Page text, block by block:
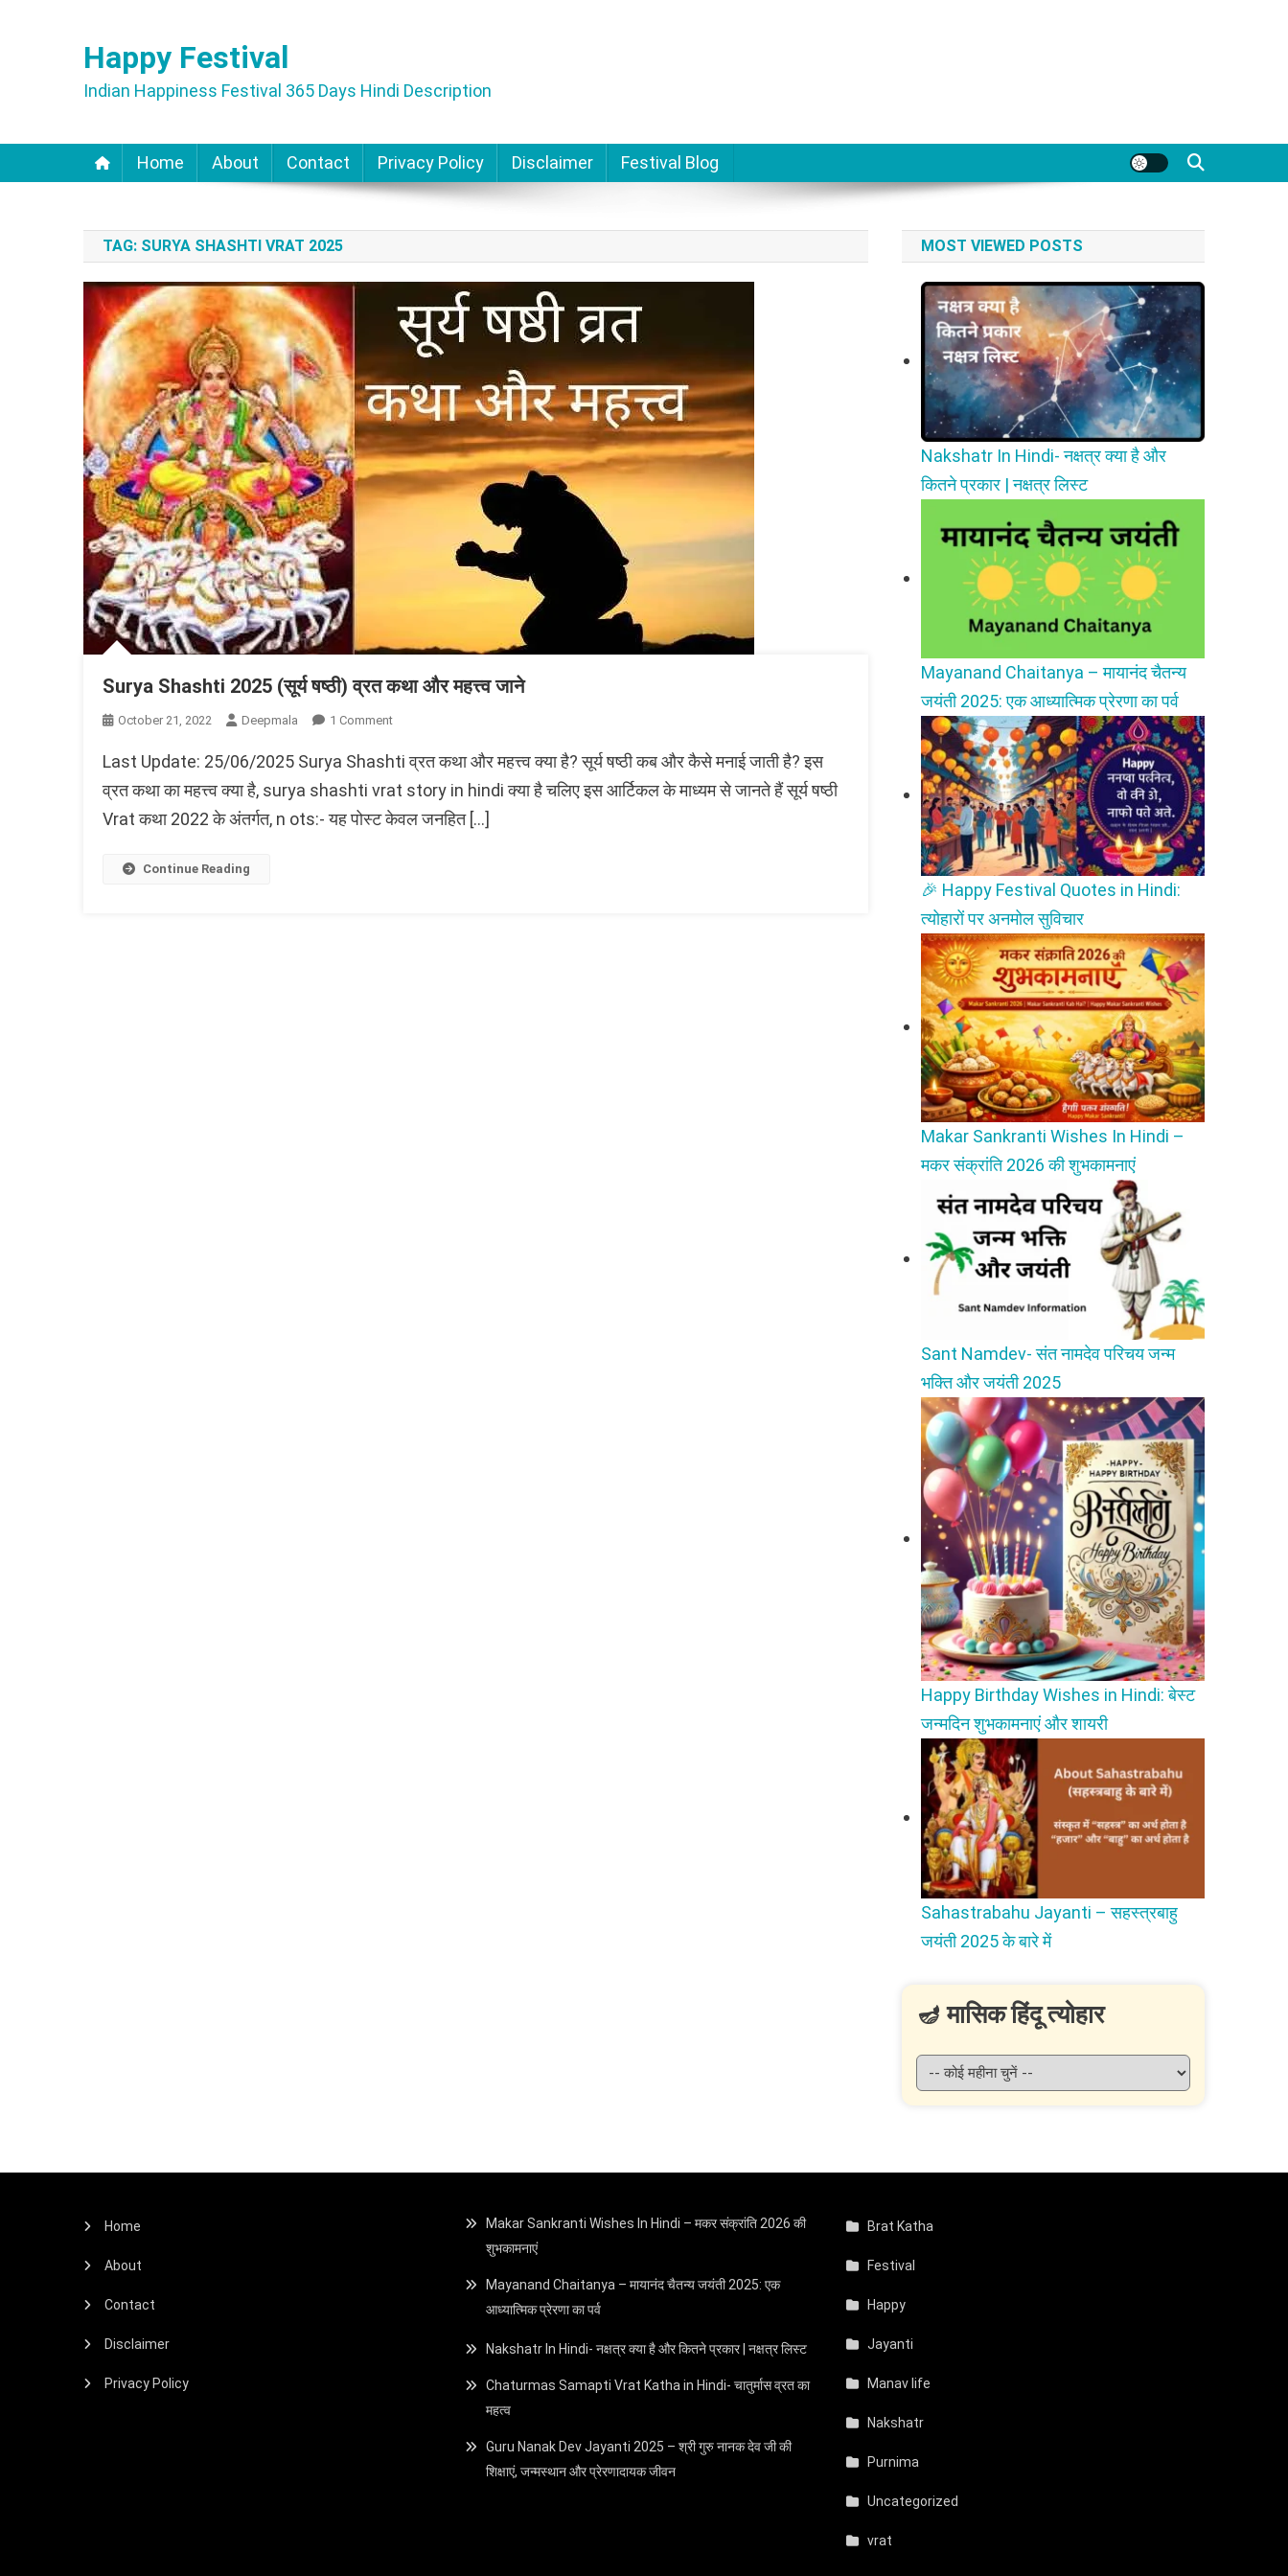
Happy Festival
Indian Happiness Festival 365 Days Hindi Description
Home About Contact Privacy Policy Disclaimer Festival Blog
TAG: SURYA SHASHTI VRAT 2025
Surya Shashti 2025 (सूर्य षष्ठी) व्रत कथा और महत्त्व जाने
October 21, 2022 Deepmala 1 CommentOn
Shashti
2025
षष्ठी)
Last Update: 25/06/2025 Surya Shashti व्रत कथा और महत्त्व क्या है? सूर्य षष्ठी कब और कैसे मनाई जाती है? इस
व्रत कथा का महत्त्व क्या है, surya shashti vrat story in hindi क्या है चलिए इस आर्टिकल के माध्यम से जानते हैं सूर्य षष्ठी
Vrat कथा 2022 के अंतर्गत, n ots:- यह पोस्ट केवल जनहित […]
Continue Reading
MOST VIEWED POSTS
Nakshatr In Hindi- नक्षत्र क्या है और
कितने प्रकार | नक्षत्र लिस्ट
Mayanand Chaitanya – मायानंद चैतन्य
जयंती 2025: एक आध्यात्मिक प्रेरणा का पर्व
🎉 Happy Festival Quotes in Hindi:
त्योहारों पर अनमोल सुविचार
Makar Sankranti Wishes In Hindi –
मकर संक्रांति 2026 की शुभकामनाएं
Sant Namdev- संत नामदेव परिचय जन्म
भक्ति और जयंती 2025
Happy Birthday Wishes in Hindi: बेस्ट
जन्मदिन शुभकामनाएं और शायरी
Sahastrabahu Jayanti – सहस्त्रबाहु
जयंती 2025 के बारे में
🪔 मासिक हिंदू त्योहार
Home
About
Contact
Disclaimer
Privacy Policy
Makar Sankranti Wishes In Hindi – मकर संक्रांति 2026 की
शुभकामनाएं
Mayanand Chaitanya – मायानंद चैतन्य जयंती 2025: एक
आध्यात्मिक प्रेरणा का पर्व
Nakshatr In Hindi- नक्षत्र क्या है और कितने प्रकार | नक्षत्र लिस्ट
Chaturmas Samapti Vrat Katha in Hindi- चातुर्मास व्रत का
महत्व
Guru Nanak Dev Jayanti 2025 – श्री गुरु नानक देव जी की
शिक्षाएं, जन्मस्थान और प्रेरणादायक जीवन
Brat Katha
Festival
Happy
Jayanti
Manav life
Nakshatr
Purnima
Uncategorized
vrat